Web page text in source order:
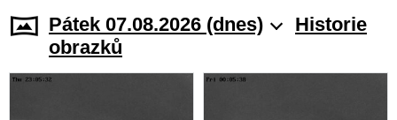
Pátek 07.08.2026 (dnes)
Historie
obrazků